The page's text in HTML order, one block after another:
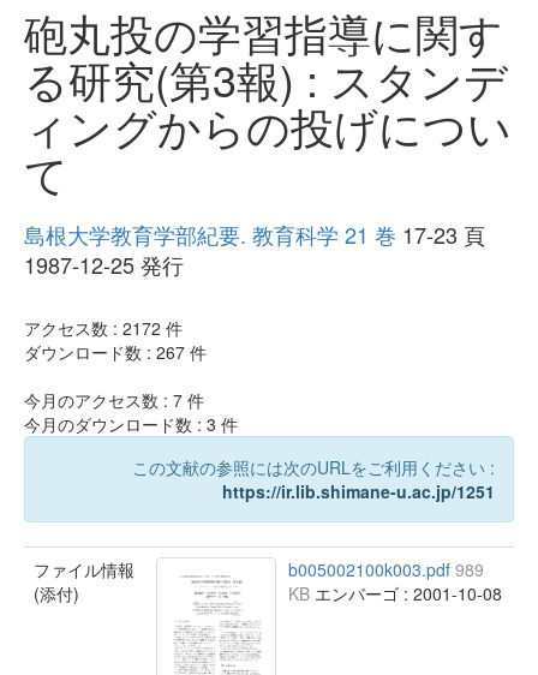
砲丸投の学習指導に関す
る研究(第3報) : スタンデ
ィングからの投げについ
て
島根大学教育学部紀要. 教育科学 21 巻 17-23 頁
1987-12-25 発行
アクセス数 : 2172 件
ダウンロード数 : 267 件
今月のアクセス数 : 7 件
今月のダウンロード数 : 3 件
この文献の参照には次のURLをご利用ください :
https://ir.lib.shimane-u.ac.jp/1251
ファイル情報
(添付)
b005002100k003.pdf 989
KB エンバーゴ : 2001-10-08